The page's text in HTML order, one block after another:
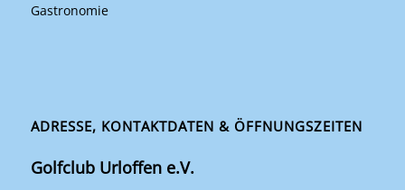
Gastronomie
ADRESSE, KONTAKTDATEN & ÖFFNUNGSZEITEN
Golfclub Urloffen e.V.